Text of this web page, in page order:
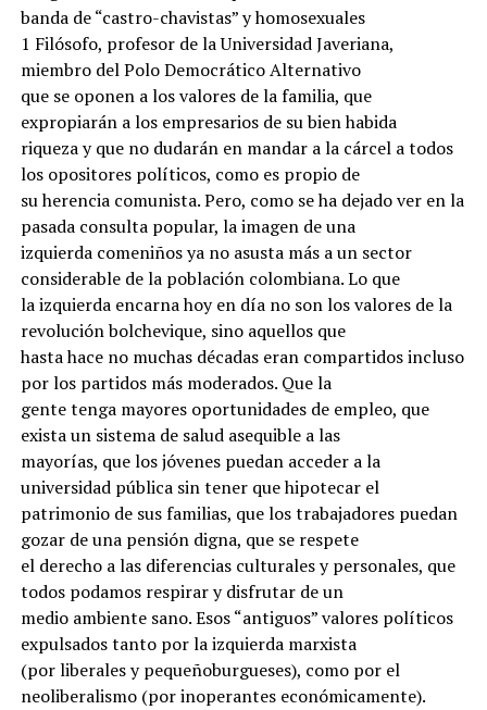
banda de “castro-chavistas” y homosexuales
1 Filósofo, profesor de la Universidad Javeriana,
miembro del Polo Democrático Alternativo
que se oponen a los valores de la familia, que
expropiarán a los empresarios de su bien habida
riqueza y que no dudarán en mandar a la cárcel a todos
los opositores políticos, como es propio de
su herencia comunista. Pero, como se ha dejado ver en la
pasada consulta popular, la imagen de una
izquierda comeniños ya no asusta más a un sector
considerable de la población colombiana. Lo que
la izquierda encarna hoy en día no son los valores de la
revolución bolchevique, sino aquellos que
hasta hace no muchas décadas eran compartidos incluso
por los partidos más moderados. Que la
gente tenga mayores oportunidades de empleo, que
exista un sistema de salud asequible a las
mayorías, que los jóvenes puedan acceder a la
universidad pública sin tener que hipotecar el
patrimonio de sus familias, que los trabajadores puedan
gozar de una pensión digna, que se respete
el derecho a las diferencias culturales y personales, que
todos podamos respirar y disfrutar de un
medio ambiente sano. Esos “antiguos” valores políticos
expulsados tanto por la izquierda marxista
(por liberales y pequeñoburgueses), como por el
neoliberalismo (por inoperantes económicamente).